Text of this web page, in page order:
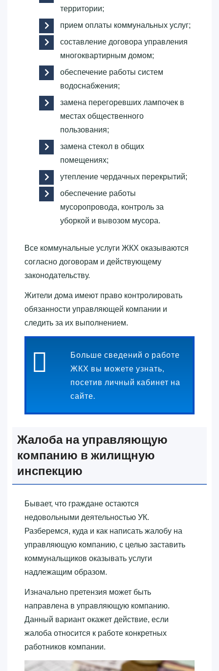
территории;
прием оплаты коммунальных услуг;
составление договора управления
многоквартирным домом;
обеспечение работы систем
водоснабжения;
замена перегоревших лампочек в
местах общественного
пользования;
замена стекол в общих
помещениях;
утепление чердачных перекрытий;
обеспечение работы
мусоропровода, контроль за
уборкой и вывозом мусора.
Все коммунальные услуги ЖКХ оказываются
согласно договорам и действующему
законодательству.
Жители дома имеют право контролировать
обязанности управляющей компании и
следить за их выполнением.
Больше сведений о работе
ЖКХ вы можете узнать,
посетив личный кабинет на
сайте.
Жалоба на управляющую
компанию в жилищную
инспекцию
Бывает, что граждане остаются
недовольными деятельностью УК.
Разберемся, куда и как написать жалобу на
управляющую компанию, с целью заставить
коммунальщиков оказывать услуги
надлежащим образом.
Изначально претензия может быть
направлена в управляющую компанию.
Данный вариант окажет действие, если
жалоба относится к работе конкретных
работников компании.